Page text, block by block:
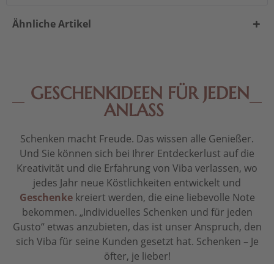
Ähnliche Artikel
GESCHENKIDEEN FÜR JEDEN
ANLASS
Schenken macht Freude. Das wissen alle Genießer.
Und Sie können sich bei Ihrer Entdeckerlust auf die
Kreativität und die Erfahrung von Viba verlassen, wo
jedes Jahr neue Köstlichkeiten entwickelt und
Geschenkekreiert werden, die eine liebevolle Note
bekommen. „Individuelles Schenken und für jeden
Gusto“ etwas anzubieten, das ist unser Anspruch, den
sich Viba für seine Kunden gesetzt hat. Schenken – Je
öfter, je lieber!